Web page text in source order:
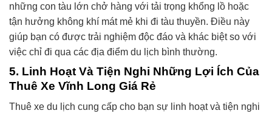
những con tàu lớn chở hàng với tải trọng khổng lồ hoặc
tận hưởng không khí mát mẻ khi đi tàu thuyền. Điều này
giúp bạn có được trải nghiệm độc đáo và khác biệt so với
việc chỉ đi qua các địa điểm du lịch bình thường.
5. Linh Hoạt Và Tiện Nghi Những Lợi Ích Của
Thuê Xe Vĩnh Long Giá Rẻ
Thuê xe du lịch cung cấp cho bạn sự linh hoạt và tiện nghi